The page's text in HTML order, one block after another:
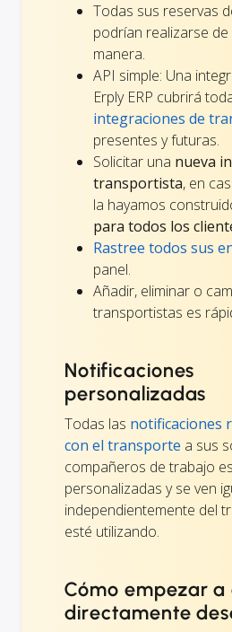
Todas sus reservas
podrían realizarse de
manera.
API simple: Una
Erply ERP cubrirá
integraciones de
presentes y futuras.
Solicitar una nueva
transportista, en
la hayamos
para todos los
Rastree todos sus
panel.
Añadir, eliminar o
transportistas es
Notificaciones
personalizadas
Todas las notificaciones
con el transporte a sus
compañeros de trabajo
personalizadas y se ven
independientemente del
esté utilizando.
Cómo empezar a
directamente